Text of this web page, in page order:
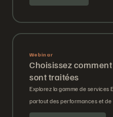
Webinar
Choisissez
sont traitées
Explorez la gamme de services
partout des performances et de